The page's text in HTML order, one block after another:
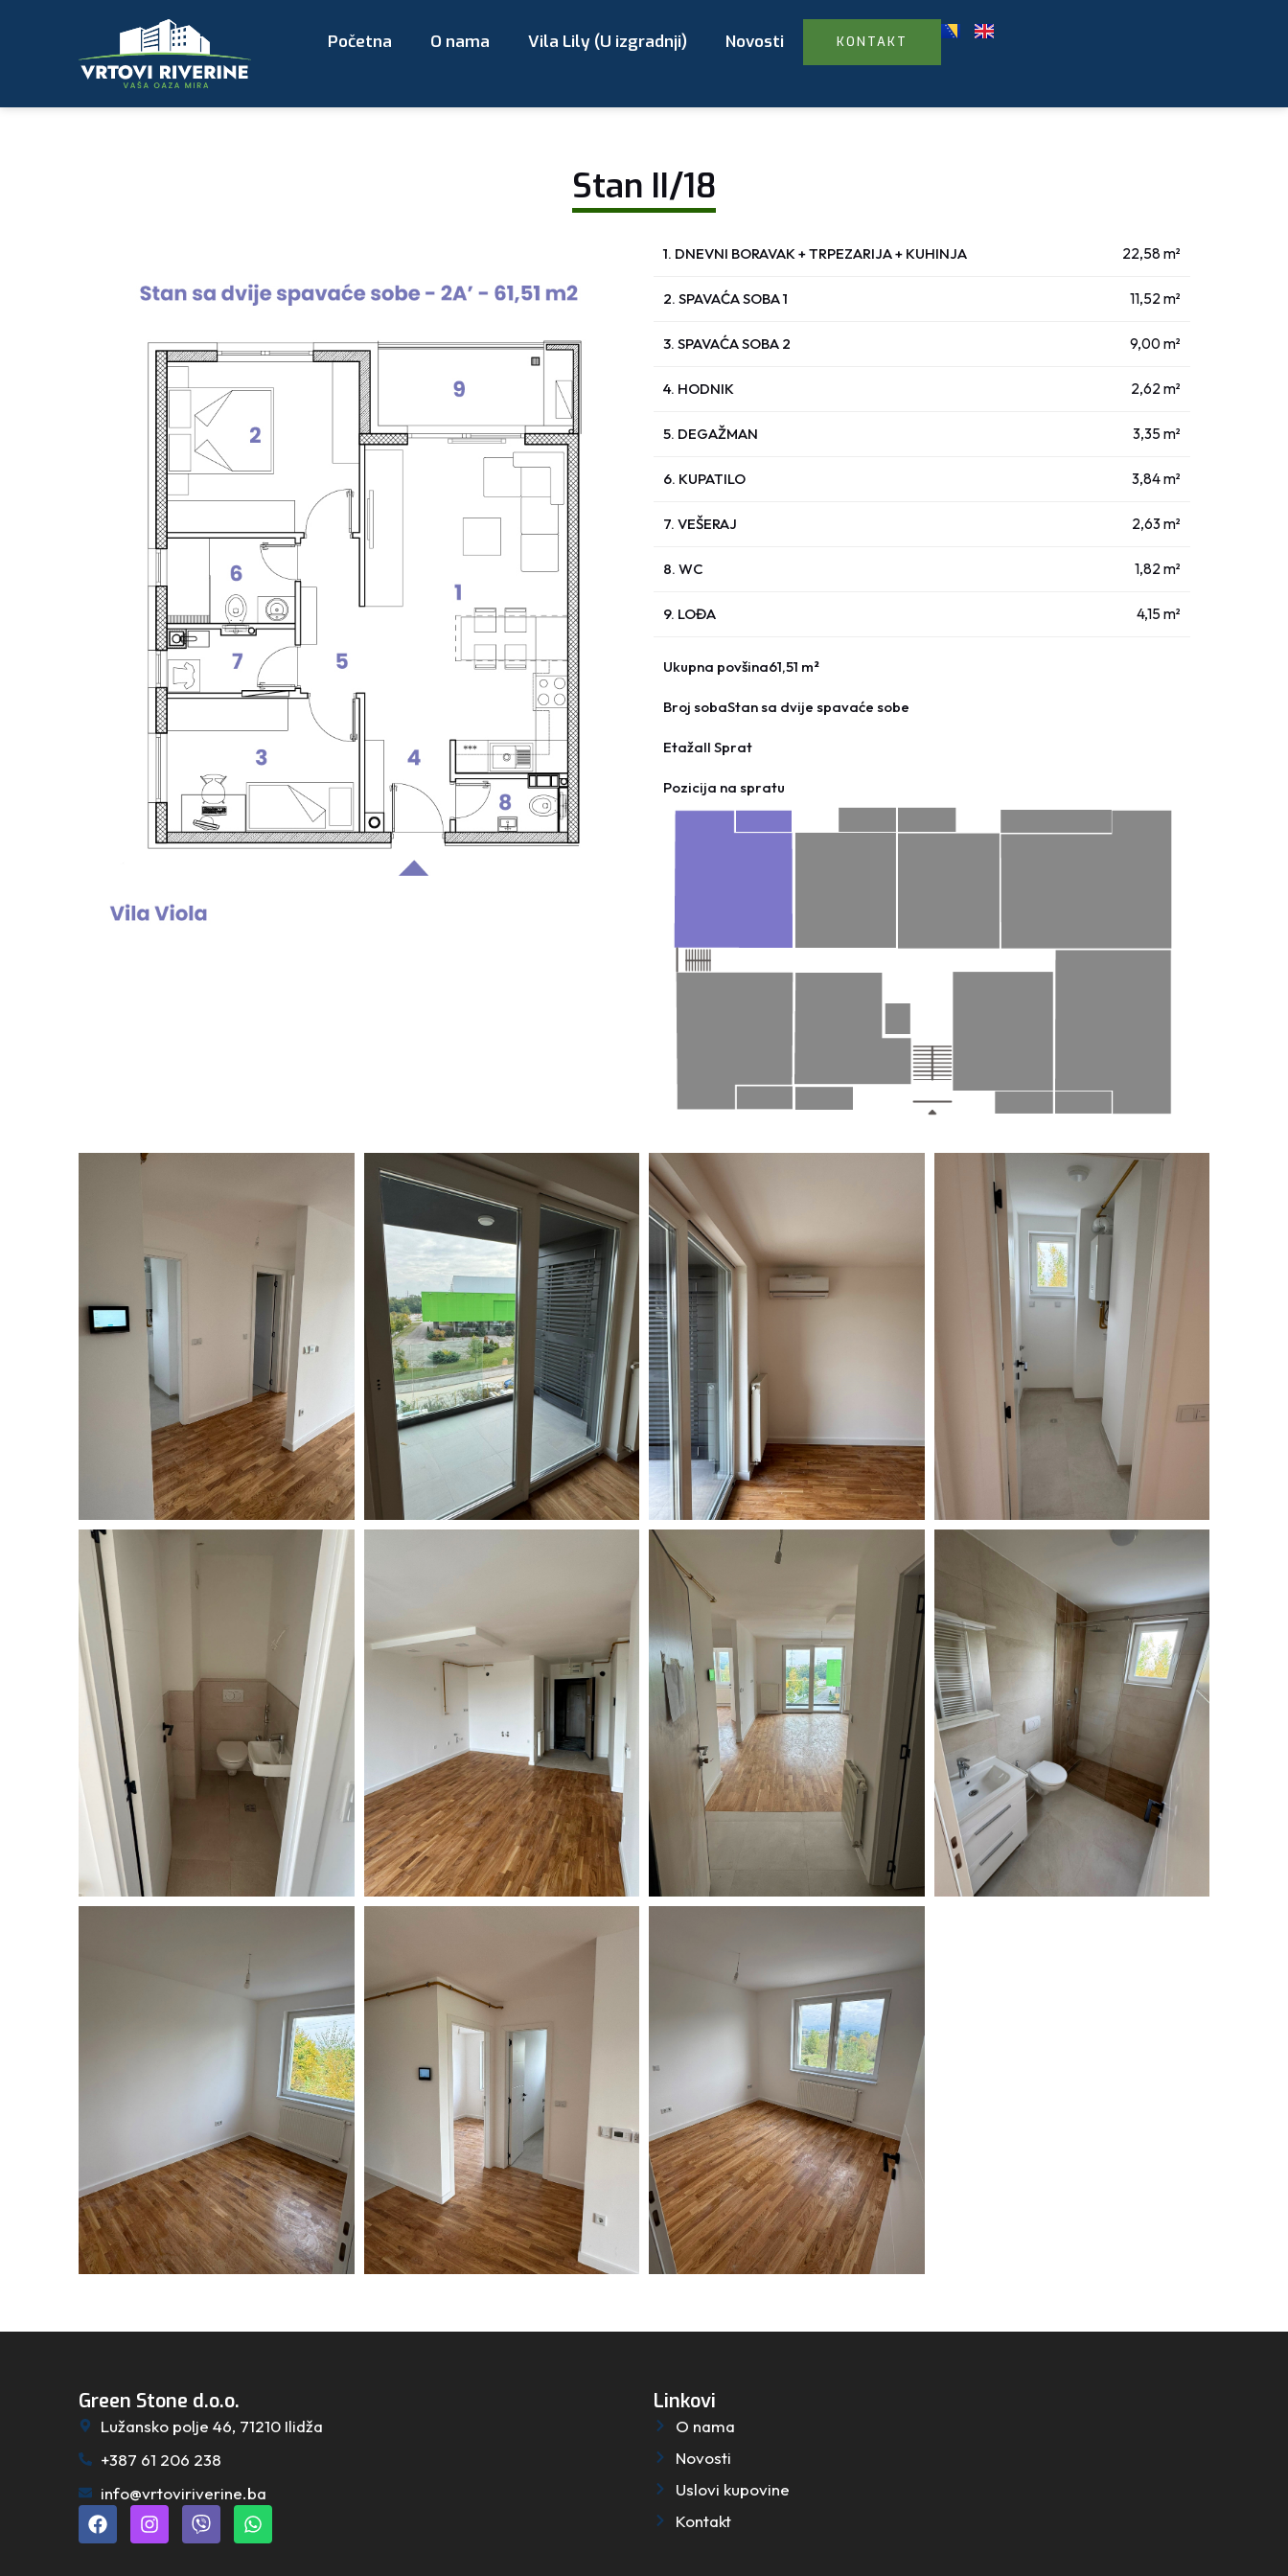
Početna O nama Vila Lily (U izgradnji) Novosti KONTAKT
Stan II/18
1. DNEVNI BORAVAK + TRPEZARIJA + KUHINJA 22,58 m²
2. SPAVAĆA SOBA 1 11,52 m²
3. SPAVAĆA SOBA 2 9,00 m²
4. HODNIK 2,62 m²
5. DEGAŽMAN 3,35 m²
6. KUPATILO 3,84 m²
7. VEŠERAJ 2,63 m²
8. WC 1,82 m²
9. LOĐA 4,15 m²
Ukupna povšina61,51 m²
Broj sobaStan sa dvije spavaće sobe
EtažaII Sprat
Pozicija na spratu
Green Stone d.o.o.
Lužansko polje 46, 71210 Ilidža
+387 61 206 238
info@vrtoviriverine.ba
Linkovi
O nama
Novosti
Uslovi kupovine
Kontakt